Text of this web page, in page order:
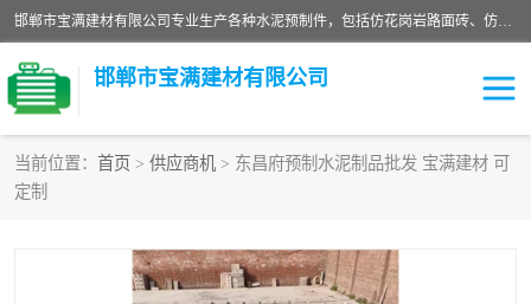
邯郸市宝满建材有限公司专业生产各种水泥预制件，包括仿花岗岩路面砖、仿花岗岩人行道砖、仿花岗岩路侧石、烧结砖、植草砖、码头砖连锁块、仿花岗岩路侧石、沙井盖、水泥盖板等各种水泥制品
邯郸市宝满建材有限公司
当前位置： 首页 > 供应商机 > 东昌府预制水泥制品批发 宝满建材 可
定制
墙体砖
混凝土路沿石